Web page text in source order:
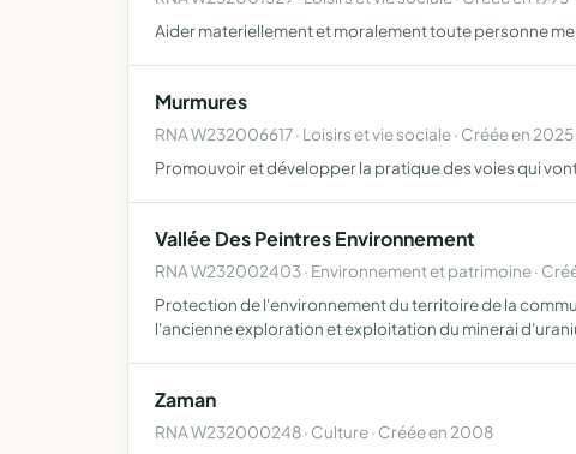
Aider materiellement et moralement toute personne
Murmures
RNA W232006617 · Loisirs et vie sociale · Créée en 2025
Promouvoir et développer la pratique des voies qui
Vallée Des Peintres Environnement
RNA W232002403 · Environnement et patrimoine ·
Protection de l'environnement du territoire de la
l'ancienne exploration et exploitation du minerai
Zaman
RNA W232000248 · Culture · Créée en 2008